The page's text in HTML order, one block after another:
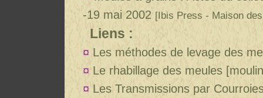
-19 mai 2002 [Ibis Press - Maison
Liens :
¤ Les méthodes de levage des
¤ Le rhabillage des meules
¤ Les Transmissions par